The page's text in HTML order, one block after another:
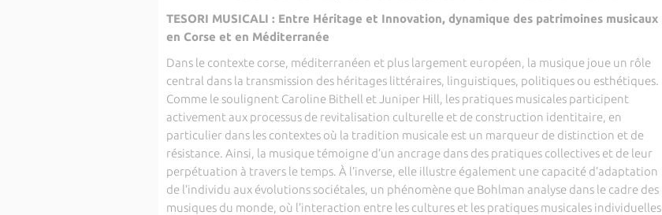
TESORI MUSICALI : Entre Héritage et Innovation, dynamique des patrimoines musicaux
en Corse et en Méditerranée
Dans le contexte corse, méditerranéen et plus largement européen, la musique joue un rôle
central dans la transmission des héritages littéraires, linguistiques, politiques ou esthétiques.
Comme le soulignent Caroline Bithell et Juniper Hill, les pratiques musicales participent
activement aux processus de revitalisation culturelle et de construction identitaire, en
particulier dans les contextes où la tradition musicale est un marqueur de distinction et de
résistance. Ainsi, la musique témoigne d’un ancrage dans des pratiques collectives et de leur
perpétuation à travers le temps. À l’inverse, elle illustre également une capacité d’adaptation
de l’individu aux évolutions sociétales, un phénomène que Bohlman analyse dans le cadre des
musiques du monde, où l’interaction entre les cultures et les pratiques musicales individuelles